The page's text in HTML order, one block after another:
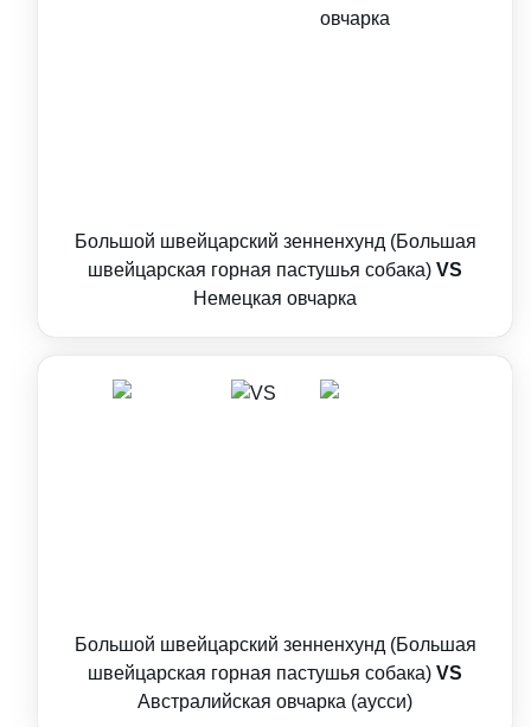
Большой швейцарский зенненхунд (Большая
швейцарская горная пастушья собака) VS
Немецкая овчарка
Большой швейцарский зенненхунд (Большая
швейцарская горная пастушья собака) VS
Австралийская овчарка (аусси)